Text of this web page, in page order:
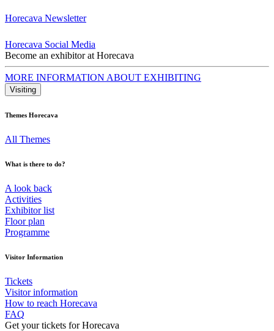
Horecava Newsletter
Horecava Social Media
Become an exhibitor at Horecava
MORE INFORMATION ABOUT EXHIBITING
Visiting
Themes Horecava
All Themes
What is there to do?
A look back
Activities
Exhibitor list
Floor plan
Programme
Visitor Information
Tickets
Visitor information
How to reach Horecava
FAQ
Get your tickets for Horecava